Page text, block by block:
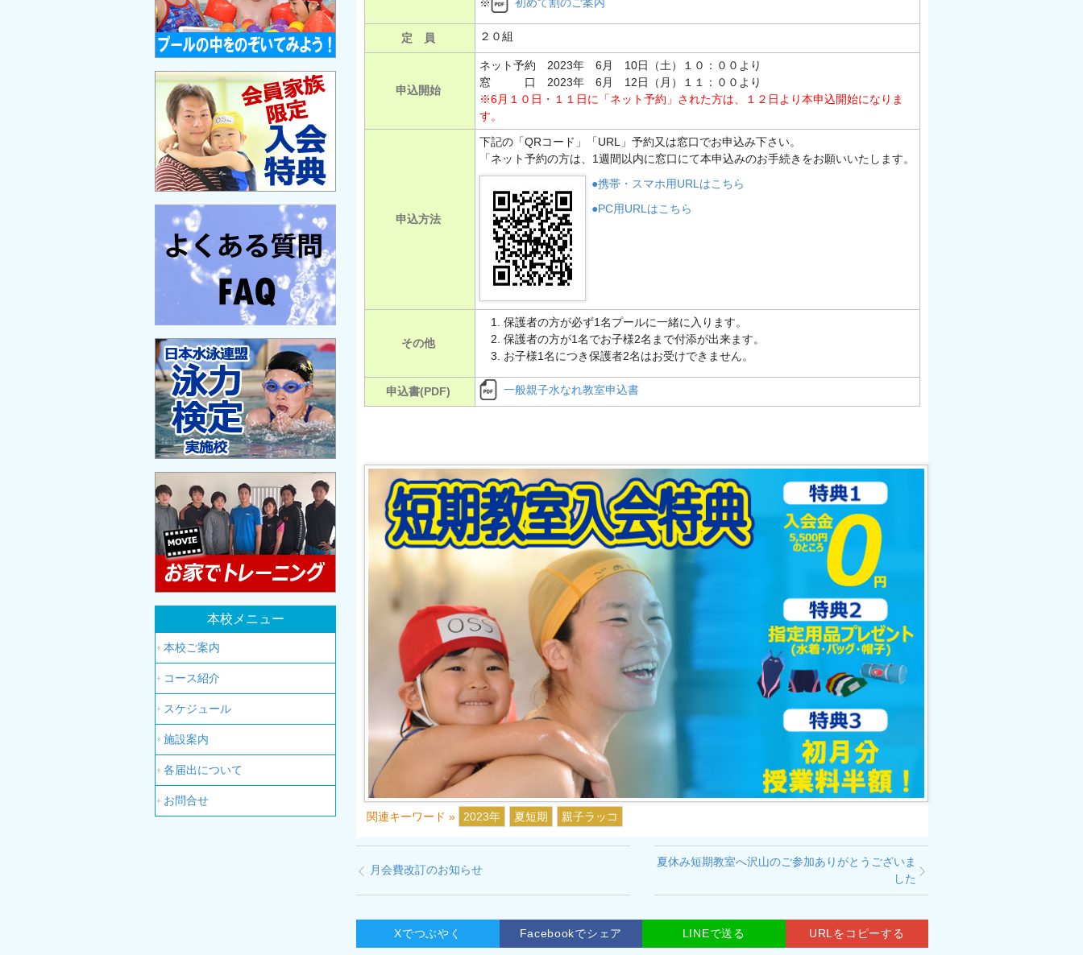
定 員 ２０組
申込開始
ネット予約 2023年 6月 10日（土）１０：００より
窓 口 2023年 6月 12日（月）１１：００より
※6月１０日・１１日に「ネット予約」された方は、１２日より本申込開始になりま
す。
申込方法
下記の「QRコード」「URL」予約又は窓口でお申込み下さい。
「ネット予約の方は、1週間以内に窓口にて本申込みのお手続きをお願いいたします。
●携帯・スマホ用URLはこちら
●PC用URLはこちら
その他
保護者の方が必ず1名プールに一緒に入ります。
保護者の方が1名でお子様2名まで付添が出来ます。
お子様1名につき保護者2名はお受けできません。
申込書(PDF) 一般親子水なれ教室申込書
関連キーワード » 2023年 夏短期 親子ラッコ
月会費改訂のお知らせ
夏休み短期教室へ沢山のご参加ありがとうございま
した
Xでつぶやく Facebookでシェア LINEで送る URLをコピーする
本校メニュー
本校ご案内
コース紹介
スケジュール
施設案内
各届出について
お問合せ